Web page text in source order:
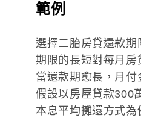
範例
選擇二胎房貸還款期
期限的長短對每月房
當還款期愈長，月付
假設以房屋貸款300
本息平均攤還方式